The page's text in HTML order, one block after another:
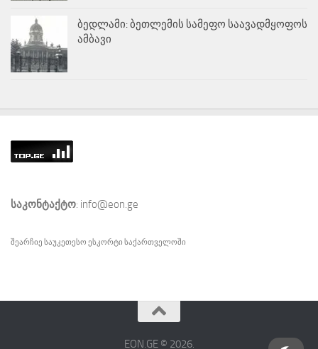
ბედლამი: ბეთლემის სამეფო საავადმყოფოს
ამბავი
საკონტაქტო: info@eon.ge
შეარჩიე საუკეთესო ესკორტი საქართველოში
EON.GE © 2026.